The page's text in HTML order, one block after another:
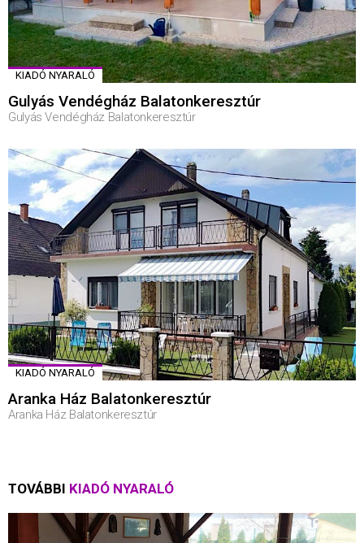
KIADÓ NYARALÓ
Gulyás Vendégház Balatonkeresztúr
Gulyás Vendégház Balatonkeresztúr
KIADÓ NYARALÓ
Aranka Ház Balatonkeresztúr
Aranka Ház Balatonkeresztúr
TOVÁBBI KIADÓ NYARALÓ